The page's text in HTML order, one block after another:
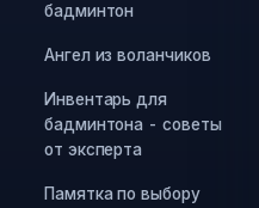
бадминтон
Ангел из воланчиков
Инвентарь для
бадминтона - советы
от эксперта
Памятка по выбору